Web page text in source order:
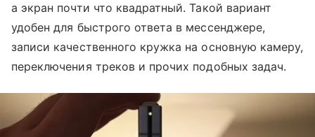
а экран почти что квадратный. Такой вариант
удобен для быстрого ответа в мессенджере,
записи качественного кружка на основную камеру,
переключения треков и прочих подобных задач.